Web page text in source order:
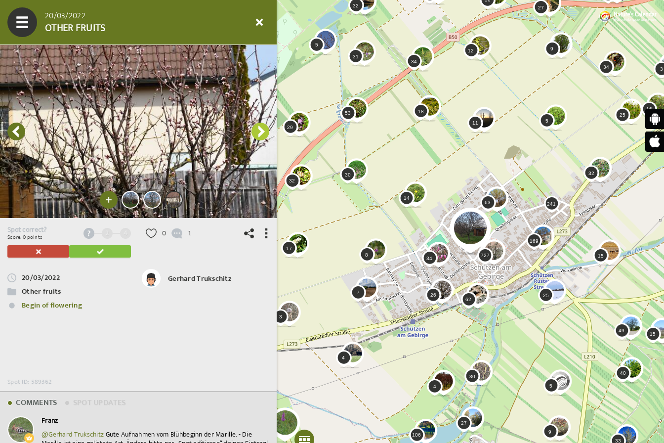
20/03/2022
OTHER FRUITS
Spot correct?
Score: 0 points 2 4
20/03/2022
Other fruits
Begin of flowering
0 1
Gerhard Trukschitz
Spot ID: 589362
COMMENTS
Franz
@Gerhard TrukschitzGute Aufnahmen vom Blühbeginn der Marille. - Die